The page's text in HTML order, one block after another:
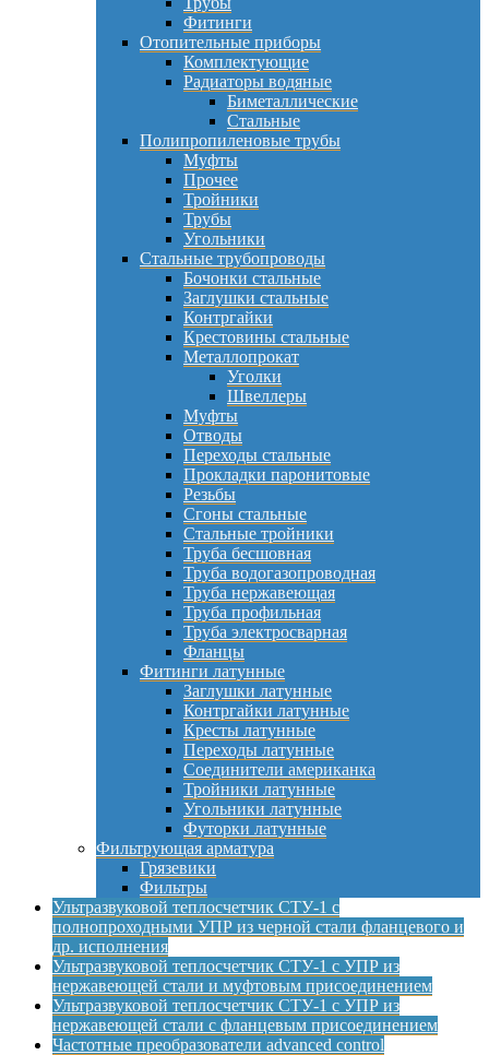
Фитинги
Отопительные приборы
Комплектующие
Радиаторы водяные
Биметаллические
Стальные
Полипропиленовые трубы
Муфты
Прочее
Тройники
Трубы
Угольники
Стальные трубопроводы
Бочонки стальные
Заглушки стальные
Контргайки
Крестовины стальные
Металлопрокат
Уголки
Швеллеры
Муфты
Отводы
Переходы стальные
Прокладки паронитовые
Резьбы
Сгоны стальные
Стальные тройники
Труба бесшовная
Труба водогазопроводная
Труба нержавеющая
Труба профильная
Труба электросварная
Фланцы
Фитинги латунные
Заглушки латунные
Контргайки латунные
Кресты латунные
Переходы латунные
Соединители американка
Тройники латунные
Угольники латунные
Футорки латунные
Фильтрующая арматура
Грязевики
Фильтры
Ультразвуковой теплосчетчик СТУ-1 с
полнопроходными УПР из черной стали фланцевого и
др. исполнения
Ультразвуковой теплосчетчик СТУ-1 с УПР из
нержавеющей стали и муфтовым присоединением
Ультразвуковой теплосчетчик СТУ-1 с УПР из
нержавеющей стали с фланцевым присоединением
Частотные преобразователи advanced control